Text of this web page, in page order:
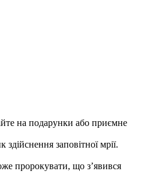
на подарунки або приємне
заповітної мрії.
пророкувати, що з’явився